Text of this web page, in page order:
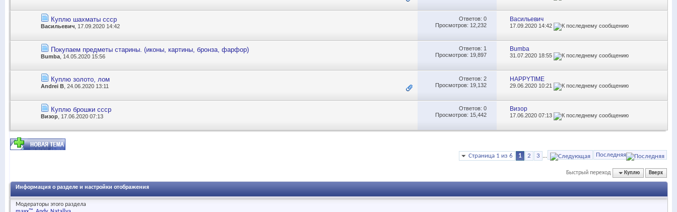
Куплю шахматы ссср
Васильевич , 17.09.2020 14:42
Ответов: 0
Просмотров: 12,232
Васильевич
17.09.2020 14:42
Покупаем предметы старины. (иконы, картины, бронза, фарфор)
Bumba , 14.05.2020 15:56
Ответов: 1
Просмотров: 19,897
Bumba
31.07.202018:55
Куплю золото, лом
Andrei B , 24.06.2020 13:11
Ответов: 2
Просмотров: 19,132
HAPPYTIME
29.06.2020 10:21
Куплю брошки ссср
Визор , 17.06.2020 07:13
Ответов: 0
Просмотров: 15,442
Визор
17.06.202007:13
Страница 1 из 6 1 2 3 ... Последняя
Быстрый переход Куплю Вверх
Информация о разделе и настройки отображения
Модераторы этого раздела